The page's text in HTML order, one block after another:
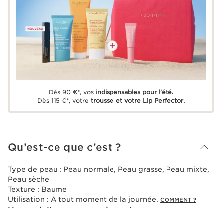
Dès 90 €*, vos indispensables pour l'été.
Dès 115 €*, votre trousse et votre Lip Perfector.
Qu’est-ce que c’est ?
Type de peau : Peau normale, Peau grasse, Peau mixte,
Peau sèche
Texture : Baume
Utilisation : A tout moment de la journée. COMMENT ?